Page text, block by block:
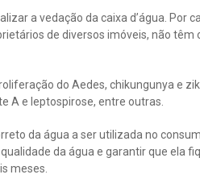
a vedação da caixa d’água. Por
de diversos imóveis, não têm
do Aedes, chikungunya e
A e leptospirose, entre outras.
da água a ser utilizada no
da água e garantir que ela
meses.